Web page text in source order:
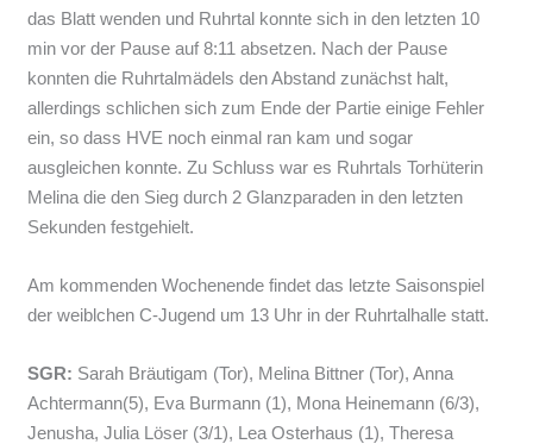
das Blatt wenden und Ruhrtal konnte sich in den letzten 10
min vor der Pause auf 8:11 absetzen. Nach der Pause
konnten die Ruhrtalmädels den Abstand zunächst halt,
allerdings schlichen sich zum Ende der Partie einige Fehler
ein, so dass HVE noch einmal ran kam und sogar
ausgleichen konnte. Zu Schluss war es Ruhrtals Torhüterin
Melina die den Sieg durch 2 Glanzparaden in den letzten
Sekunden festgehielt.
Am kommenden Wochenende findet das letzte Saisonspiel
der weiblchen C-Jugend um 13 Uhr in der Ruhrtalhalle statt.
SGR: Sarah Bräutigam (Tor), Melina Bittner (Tor), Anna
Achtermann(5), Eva Burmann (1), Mona Heinemann (6/3),
Jenusha, Julia Löser (3/1), Lea Osterhaus (1), Theresa